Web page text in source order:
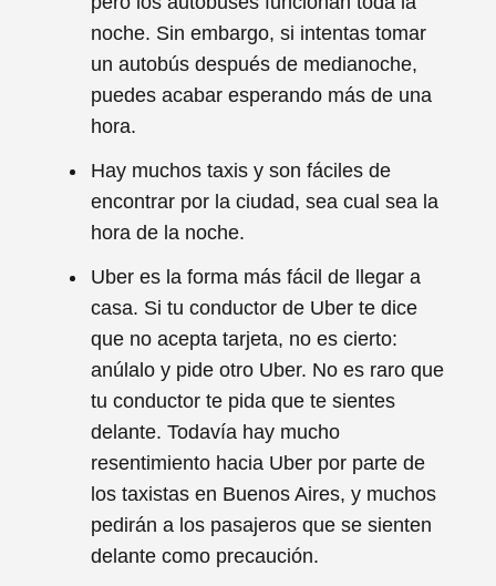
noche. Sin embargo, si intentas tomar
un autobús después de medianoche,
puedes acabar esperando más de una
hora.
Hay muchos taxis y son fáciles de
encontrar por la ciudad, sea cual sea la
hora de la noche.
Uber es la forma más fácil de llegar a
casa. Si tu conductor de Uber te dice
que no acepta tarjeta, no es cierto:
anúlalo y pide otro Uber. No es raro que
tu conductor te pida que te sientes
delante. Todavía hay mucho
resentimiento hacia Uber por parte de
los taxistas en Buenos Aires, y muchos
pedirán a los pasajeros que se sienten
delante como precaución.